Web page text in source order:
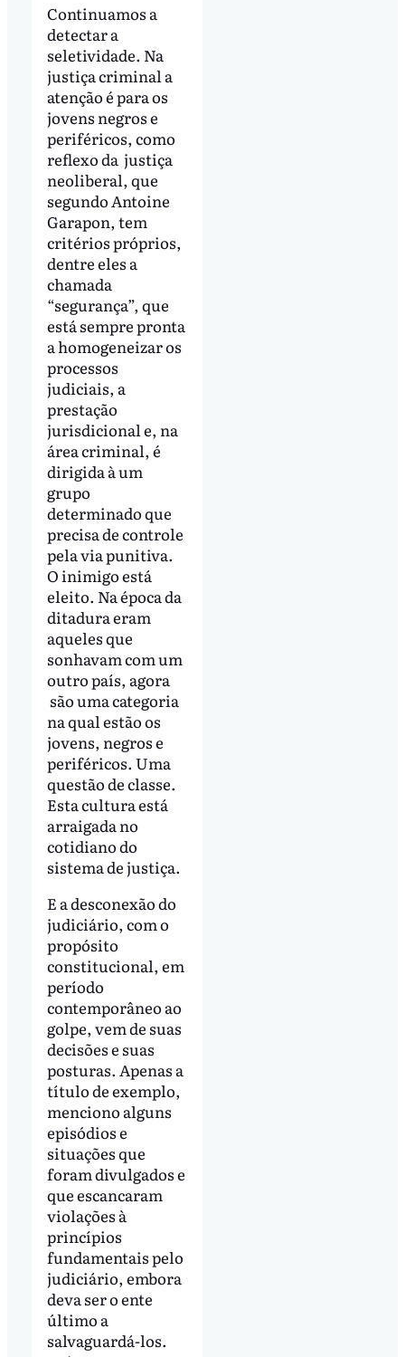
Continuamos a
detectar a
seletividade. Na
justiça criminal a
atenção é para os
jovens negros e
periféricos, como
reflexo da justiça
neoliberal, que
segundo Antoine
Garapon, tem
critérios próprios,
dentre eles a
chamada
“segurança”, que
está sempre pronta
a homogeneizar os
processos
judiciais, a
prestação
jurisdicional e, na
área criminal, é
dirigida à um
grupo
determinado que
precisa de controle
pela via punitiva.
O inimigo está
eleito. Na época da
ditadura eram
aqueles que
sonhavam com um
outro país, agora
são uma categoria
na qual estão os
jovens, negros e
periféricos. Uma
questão de classe.
Esta cultura está
arraigada no
cotidiano do
sistema de justiça.
E a desconexão do
judiciário, com o
propósito
constitucional, em
período
contemporâneo ao
golpe, vem de suas
decisões e suas
posturas. Apenas a
título de exemplo,
menciono alguns
episódios e
situações que
foram divulgados e
que escancaram
violações à
princípios
fundamentais pelo
judiciário, embora
deva ser o ente
último a
salvaguardá-los.